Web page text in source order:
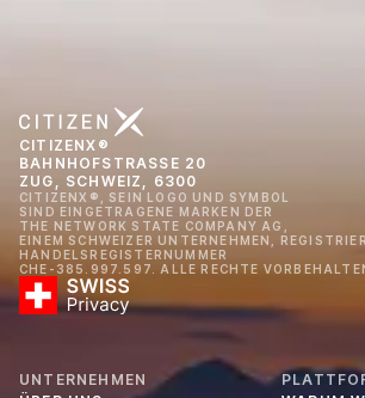
CITIZENX®
BAHNHOFSTRASSE 20
ZUG, SCHWEIZ, 6300
CITIZENX®, SEIN LOGO UND SYMBOL
SIND EINGETRAGENE MARKEN DER
THE NETWORK STATE COMPANY AG,
EINEM SCHWEIZER UNTERNEHMEN,
HANDELSREGISTERNUMMER
CHE-385.997.597. ALLE RECHTE
UNTERNEHMEN